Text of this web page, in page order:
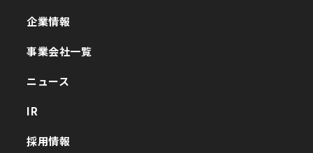
企業情報
事業会社一覧
ニュース
IR
採用情報